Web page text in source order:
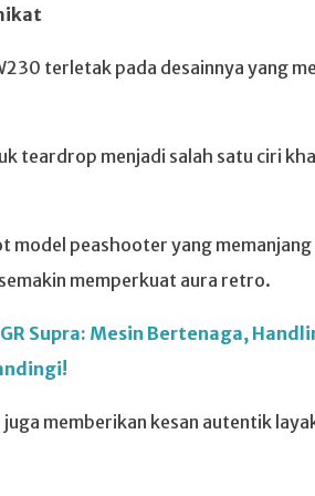
terletak pada desainnya yang
teardrop menjadi salah satu ciri
model peashooter yang
memperkuat aura retro.
Supra: Mesin Bertenaga,
memberikan kesan autentik